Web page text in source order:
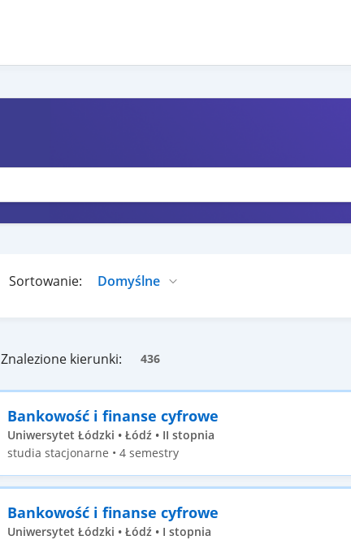
Sortowanie:
Znalezione kierunki: 436
Bankowość i finanse cyfrowe
Uniwersytet Łódzki • Łódź • II stopnia
studia stacjonarne • 4 semestry
Bankowość i finanse cyfrowe
Uniwersytet Łódzki • Łódź • I stopnia